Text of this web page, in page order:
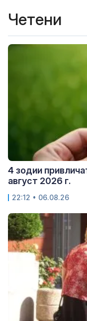
Четени
4 зодии
август 2026 г.
22:12 • 06.08.26